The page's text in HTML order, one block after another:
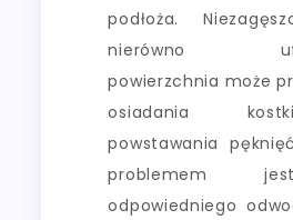
podłoża.
nierówno
powierzchnia może
osiadania
powstawania
problemem
odpowiedniego